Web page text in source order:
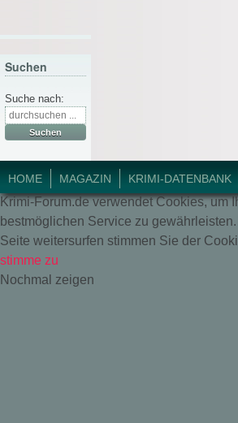
Suchen
Suche nach:
HOME MAGAZIN KRIMI-DATENBANK
© 2018 Krimi-Forum.
Krimi-Forum.de verwendet Cookies, um
bestmöglichen Service zu
Seite weitersurfen stimmen Sie der
stimme zu
Nochmal zeigen